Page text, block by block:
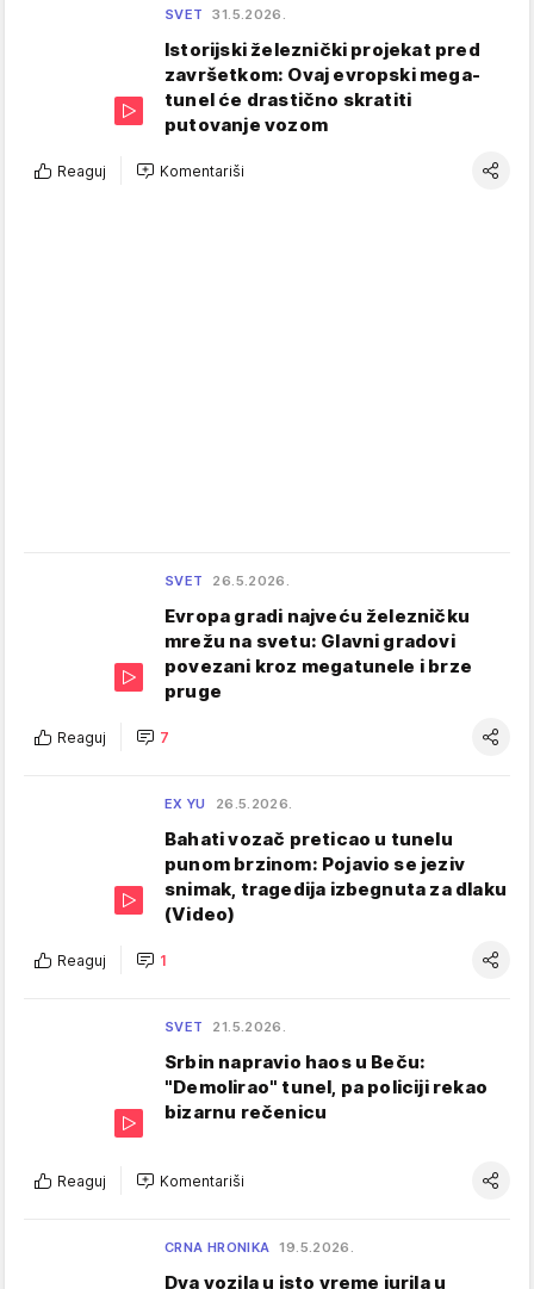
SVET 31.5.2026.
Istorijski železnički projekat pred
završetkom: Ovaj evropski mega-
tunel će drastično skratiti
putovanje vozom
Reaguj Komentariši
SVET 26.5.2026.
Evropa gradi najveću železničku
mrežu na svetu: Glavni gradovi
povezani kroz megatunele i brze
pruge
Reaguj 7
EX YU 26.5.2026.
Bahati vozač preticao u tunelu
punom brzinom: Pojavio se jeziv
snimak, tragedija izbegnuta za dlaku
(Video)
Reaguj 1
SVET 21.5.2026.
Srbin napravio haos u Beču:
"Demolirao" tunel, pa policiji rekao
bizarnu rečenicu
Reaguj Komentariši
CRNA HRONIKA 19.5.2026.
Dva vozila u isto vreme jurila u